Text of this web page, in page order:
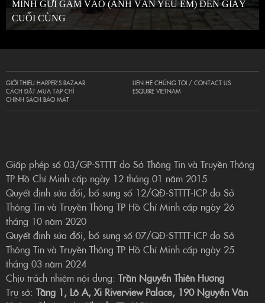
MÌNH GỬI GẮM VÀO (ANH VẪN YÊU EM) ĐẾN GIÂY
CUỐI CÙNG
GIỚI THIỆU HARPER’S BAZAAR
CÁCH ĐẶT MUA TẠP CHÍ
CHÍNH SÁCH BẢO MẬT
LIÊN HỆ CHÚNG TÔI / CONTACT US
ESQUIRE VIETNAM
Giấp phép số 03/GP-STTTT do Sở Thông Tin và Truyền Thông
TP Hồ Chí Minh cấp ngày 12 tháng 01 năm 2015
Quyết định sửa đổi, bổ sung số 12/QĐ-STTTT-ICP do Sở
Thông Tin và Truyền Thông TP Hồ Chí Minh cấp ngày 26
tháng 10 năm 2020
Quyết định sửa đổi, bổ sung số 07/QĐ-STTTT-ICP do Sở
Thông Tin và Truyền Thông TP Hồ Chí Minh cấp ngày 25
tháng 03 năm 2024
Chịu trách nhiệm nội dung: Trần Nguyễn Thiên Hương
Trụ sở: Tầng 1, Lô A, Xi Riverview Palace, 190 Nguyễn Văn